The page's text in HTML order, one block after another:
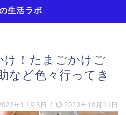
生活ラボ
け！たまごかけご
など色々行ってき
年11月3日 / 2023年10月11日